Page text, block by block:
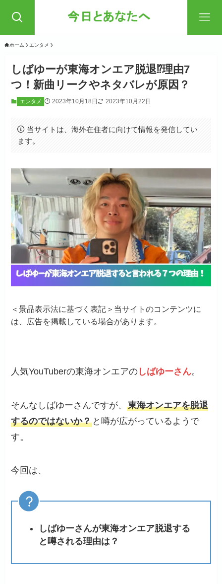
ホーム エンタメ
しばゆーが東海オンエア脱退⁉理由7
つ！新曲リークやネタバレが原因？
エンタメ 2023年10月18日 2023年10月22日
当サイトは、海外在住者に向けて情報を発信してい
ます。
＜景品表示法に基づく表記＞当サイトのコンテンツに
は、広告を掲載している場合があります。
人気YouTuberの東海オンエアの しばゆーさん。
そんなしばゆーさんですが、東海オンエアを脱退
するのではないか？ と噂が広がっているようで
す。
今回は、
しばゆーさんが東海オンエア脱退する
と噂される理由は？